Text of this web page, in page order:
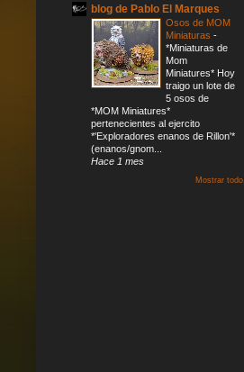
blog de Pablo El Marques
Osos de MOM
Miniaturas -
*Miniaturas de
Mom
Miniatures* Hoy
traigo un lote de
5 osos de
*MOM Miniatures*
pertenecientes al ejercito
*'Exploradores enanos de Rillon'*
(enanos/gnom...
Hace 1 mes
Mostrar todo